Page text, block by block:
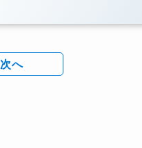
次へ